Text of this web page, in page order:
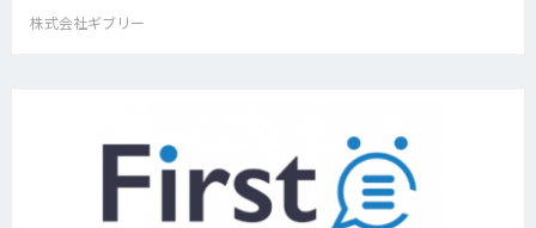
株式会社ギブリー